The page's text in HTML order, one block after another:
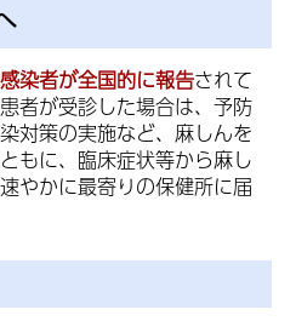
染者が全国的に報告されて
者が受診した場合は、予防
対策の実施など、麻しんを
もに、臨床症状等から麻し
やかに最寄りの保健所に届